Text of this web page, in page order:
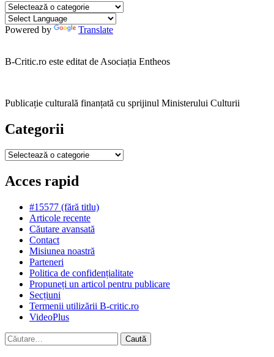
Categorii
Powered by Translate
B-Critic.ro este editat de Asociația Entheos
Publicație culturală finanțată cu sprijinul Ministerului Culturii
Categorii
Categorii
Acces rapid
#15577 (fără titlu)
Articole recente
Căutare avansată
Contact
Misiunea noastră
Parteneri
Politica de confidențialitate
Propuneți un articol pentru publicare
Secțiuni
Termenii utilizării B-critic.ro
VideoPlus
Caută
după: